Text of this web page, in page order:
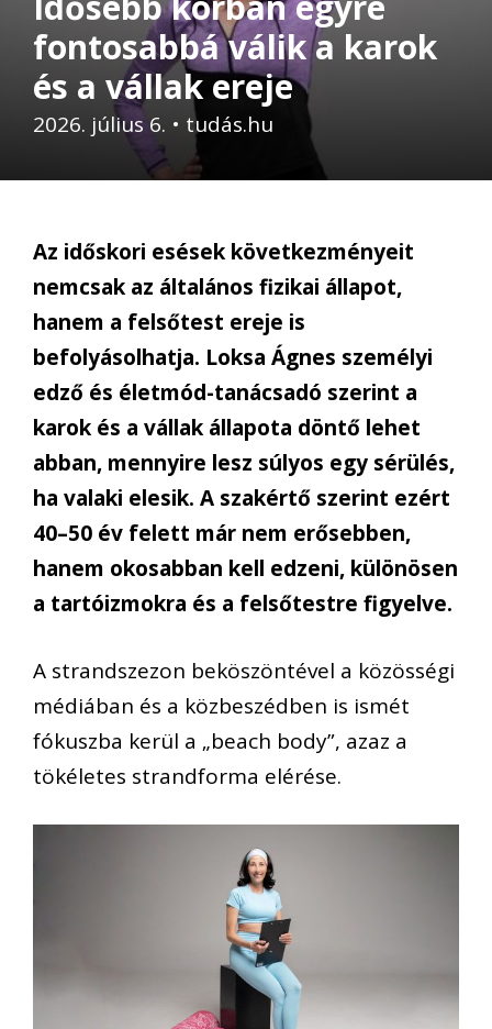
fontosabbá válik a karok
és a vállak ereje
2026. július 6. • tudás.hu
Az időskori esések következményeit
nemcsak az általános fizikai állapot,
hanem a felsőtest ereje is
befolyásolhatja. Loksa Ágnes személyi
edző és életmód-tanácsadó szerint a
karok és a vállak állapota döntő lehet
abban, mennyire lesz súlyos egy sérülés,
ha valaki elesik. A szakértő szerint ezért
40–50 év felett már nem erősebben,
hanem okosabban kell edzeni, különösen
a tartóizmokra és a felsőtestre figyelve.
A strandszezon beköszöntével a közösségi
médiában és a közbeszédben is ismét
fókuszba kerül a „beach body”, azaz a
tökéletes strandforma elérése.